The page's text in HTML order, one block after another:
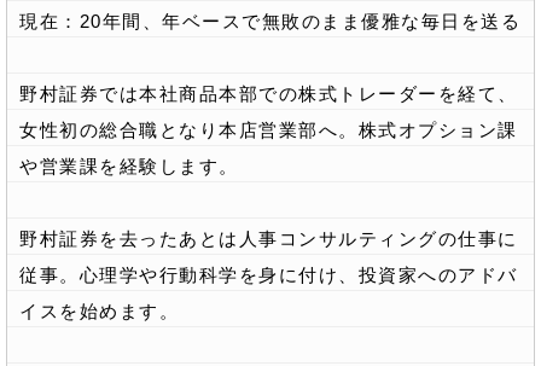
現在：20年間、年ベースで無敗のまま優雅な毎日を送る
野村証券では本社商品本部での株式トレーダーを経て、
女性初の総合職となり本店営業部へ。株式オプション課
や営業課を経験します。
野村証券を去ったあとは人事コンサルティングの仕事に
従事。心理学や行動科学を身に付け、投資家へのアドバ
イスを始めます。